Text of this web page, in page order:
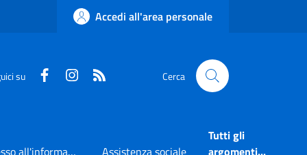
Accedi all'area personale
su FaceboookInstagram Cerca
Accesso all'informazione Assistenza sociale
Tutti gli
argomenti...